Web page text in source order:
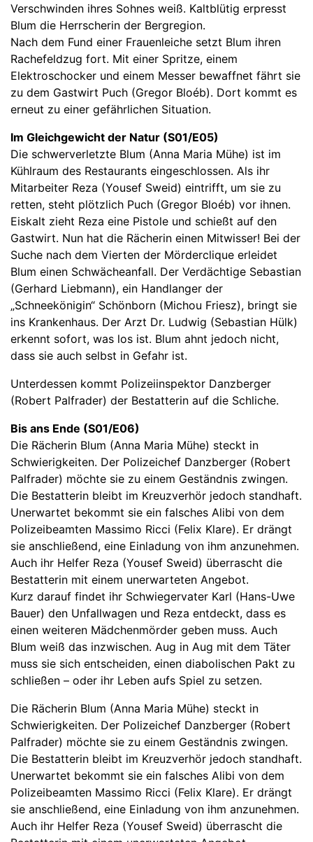
Verschwinden ihres Sohnes weiß. Kaltblütig erpresst
Blum die Herrscherin der Bergregion.
Nach dem Fund einer Frauenleiche setzt Blum ihren
Rachefeldzug fort. Mit einer Spritze, einem
Elektroschocker und einem Messer bewaffnet fährt sie
zu dem Gastwirt Puch (Gregor Bloéb). Dort kommt es
erneut zu einer gefährlichen Situation.
Im Gleichgewicht der Natur (S01/E05)
Die schwerverletzte Blum (Anna Maria Mühe) ist im
Kühlraum des Restaurants eingeschlossen. Als ihr
Mitarbeiter Reza (Yousef Sweid) eintrifft, um sie zu
retten, steht plötzlich Puch (Gregor Bloéb) vor ihnen.
Eiskalt zieht Reza eine Pistole und schießt auf den
Gastwirt. Nun hat die Rächerin einen Mitwisser! Bei der
Suche nach dem Vierten der Mörderclique erleidet
Blum einen Schwächeanfall. Der Verdächtige Sebastian
(Gerhard Liebmann), ein Handlanger der
„Schneekönigin“ Schönborn (Michou Friesz), bringt sie
ins Krankenhaus. Der Arzt Dr. Ludwig (Sebastian Hülk)
erkennt sofort, was los ist. Blum ahnt jedoch nicht,
dass sie auch selbst in Gefahr ist.
Unterdessen kommt Polizeiinspektor Danzberger
(Robert Palfrader) der Bestatterin auf die Schliche.
Bis ans Ende (S01/E06)
Die Rächerin Blum (Anna Maria Mühe) steckt in
Schwierigkeiten. Der Polizeichef Danzberger (Robert
Palfrader) möchte sie zu einem Geständnis zwingen.
Die Bestatterin bleibt im Kreuzverhör jedoch standhaft.
Unerwartet bekommt sie ein falsches Alibi von dem
Polizeibeamten Massimo Ricci (Felix Klare). Er drängt
sie anschließend, eine Einladung von ihm anzunehmen.
Auch ihr Helfer Reza (Yousef Sweid) überrascht die
Bestatterin mit einem unerwarteten Angebot.
Kurz darauf findet ihr Schwiegervater Karl (Hans-Uwe
Bauer) den Unfallwagen und Reza entdeckt, dass es
einen weiteren Mädchenmörder geben muss. Auch
Blum weiß das inzwischen. Aug in Aug mit dem Täter
muss sie sich entscheiden, einen diabolischen Pakt zu
schließen – oder ihr Leben aufs Spiel zu setzen.
Die Rächerin Blum (Anna Maria Mühe) steckt in
Schwierigkeiten. Der Polizeichef Danzberger (Robert
Palfrader) möchte sie zu einem Geständnis zwingen.
Die Bestatterin bleibt im Kreuzverhör jedoch standhaft.
Unerwartet bekommt sie ein falsches Alibi von dem
Polizeibeamten Massimo Ricci (Felix Klare). Er drängt
sie anschließend, eine Einladung von ihm anzunehmen.
Auch ihr Helfer Reza (Yousef Sweid) überrascht die